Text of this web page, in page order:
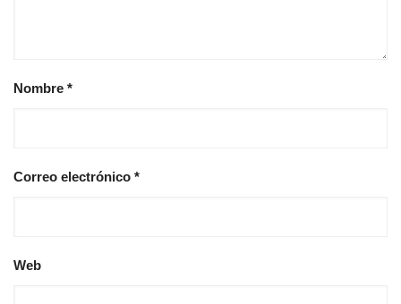
Nombre *
Correo electrónico *
Web